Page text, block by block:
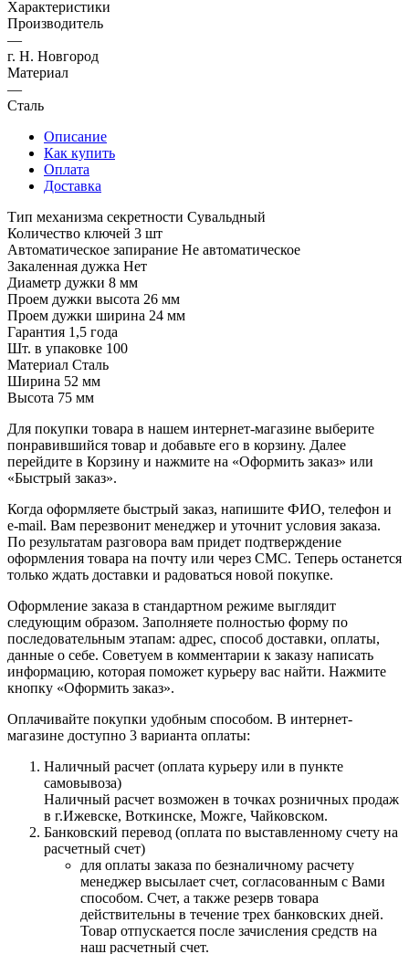
Характеристики
Производитель
—
г. Н. Новгород
Материал
—
Сталь
Описание
Как купить
Оплата
Доставка
Тип механизма секретности Сувальдный
Количество ключей 3 шт
Автоматическое запирание Не автоматическое
Закаленная дужка Нет
Диаметр дужки 8 мм
Проем дужки высота 26 мм
Проем дужки ширина 24 мм
Гарантия 1,5 года
Шт. в упаковке 100
Материал Сталь
Ширина 52 мм
Высота 75 мм
Для покупки товара в нашем интернет-магазине выберите
понравившийся товар и добавьте его в корзину. Далее
перейдите в Корзину и нажмите на «Оформить заказ» или
«Быстрый заказ».
Когда оформляете быстрый заказ, напишите ФИО, телефон и
e-mail. Вам перезвонит менеджер и уточнит условия заказа.
По результатам разговора вам придет подтверждение
оформления товара на почту или через СМС. Теперь останется
только ждать доставки и радоваться новой покупке.
Оформление заказа в стандартном режиме выглядит
следующим образом. Заполняете полностью форму по
последовательным этапам: адрес, способ доставки, оплаты,
данные о себе. Советуем в комментарии к заказу написать
информацию, которая поможет курьеру вас найти. Нажмите
кнопку «Оформить заказ».
Оплачивайте покупки удобным способом. В интернет-
магазине доступно 3 варианта оплаты:
Наличный расчет (оплата курьеру или в пункте
самовывоза)
Наличный расчет возможен в точках розничных продаж
в г.Ижевске, Воткинске, Можге, Чайковском.
Банковский перевод (оплата по выставленному счету на
расчетный счет)
для оплаты заказа по безналичному расчету
менеджер высылает счет, согласованным с Вами
способом. Счет, а также резерв товара
действительны в течение трех банковских дней.
Товар отпускается после зачисления средств на
наш расчетный счет.